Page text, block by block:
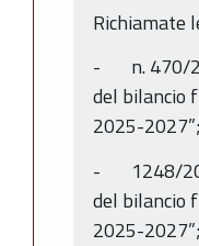
Richiamate
- n. 470/
del bilancio
2025-2027”;
- 1248/
del bilancio
2025-2027”;